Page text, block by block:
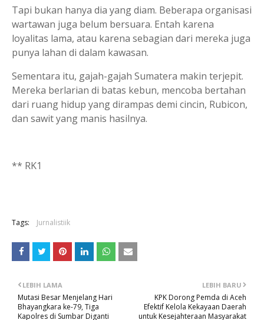
Tapi bukan hanya dia yang diam. Beberapa organisasi
wartawan juga belum bersuara. Entah karena
loyalitas lama, atau karena sebagian dari mereka juga
punya lahan di dalam kawasan.
Sementara itu, gajah-gajah Sumatera makin terjepit.
Mereka berlarian di batas kebun, mencoba bertahan
dari ruang hidup yang dirampas demi cincin, Rubicon,
dan sawit yang manis hasilnya.
** RK1
Tags: Jurnalistiik
LEBIH BARU
KPK Dorong Pemda di Aceh
Efektif Kelola Kekayaan Daerah
untuk Kesejahteraan Masyarakat
LEBIH LAMA
Mutasi Besar Menjelang Hari
Bhayangkara ke-79, Tiga
Kapolres di Sumbar Diganti